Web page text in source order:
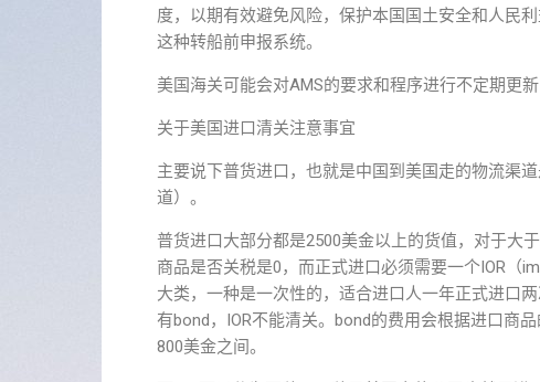
度，以期有效避免风险，保护本国国土安全和人民
这种转船前申报系统。
美国海关可能会对AMS的要求和程序进行不定期更
关于美国进口清关注意事宜
主要说下普货进口，也就是中国到美国走的物流渠
道）。
普货进口大部分都是2500美金以上的货值，对于大
商品是否关税是0，而正式进口必须需要一个IOR（
大类，一种是一次性的，适合进口人一年正式进口
有bond，IOR不能清关。bond的费用会根据进口商
800美金之间。